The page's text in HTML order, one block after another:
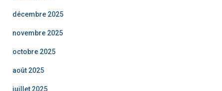
décembre 2025
novembre 2025
octobre 2025
août 2025
juillet 2025